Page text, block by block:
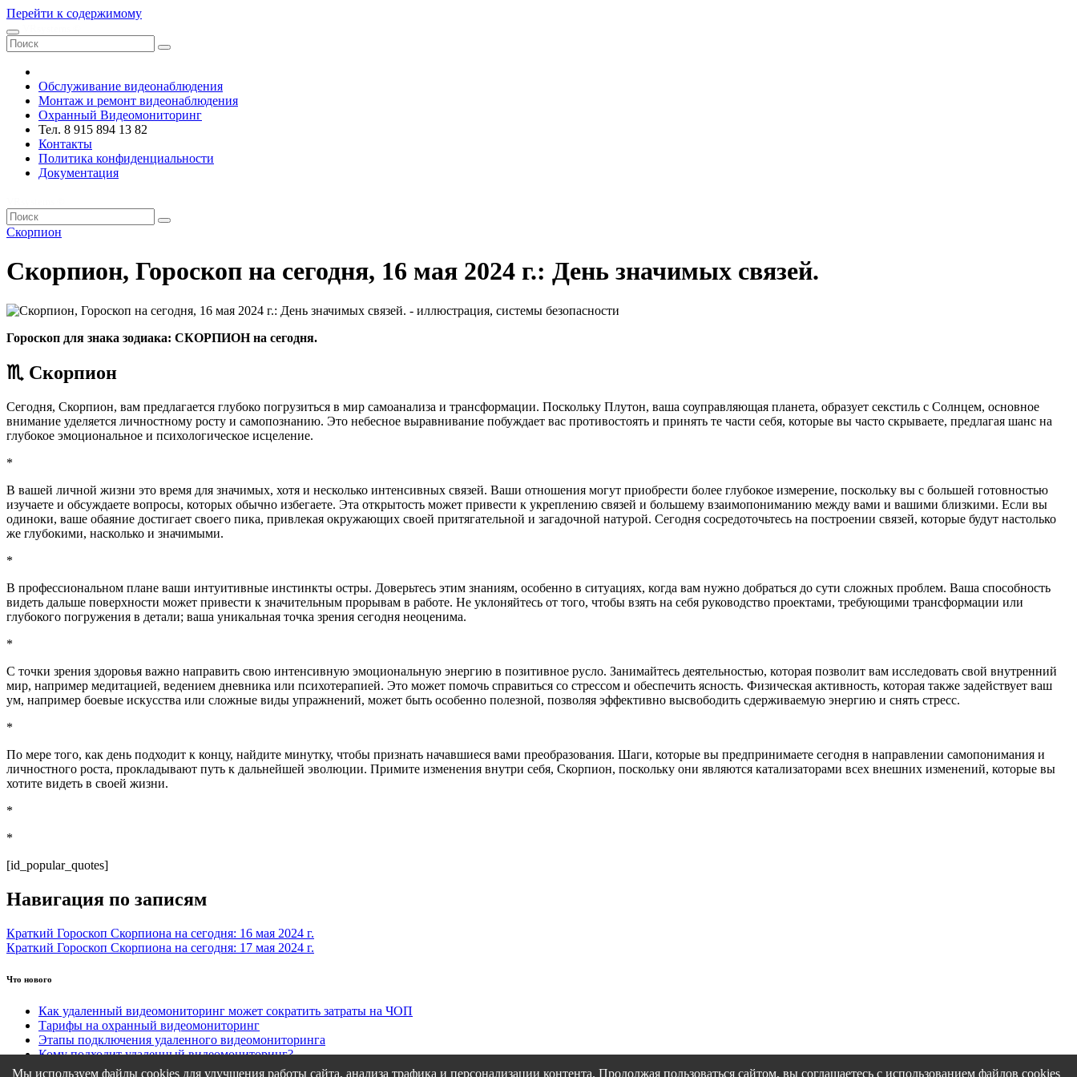
Перейти к содержимому
Обслуживание видеонаблюдения
Монтаж и ремонт видеонаблюдения
Охранный Видеомониторинг
Тел. 8 915 894 13 82
Контакты
Политика конфиденциальности
Документация
Скорпион
Скорпион, Гороскоп на сегодня, 16 мая 2024 г.: День значимых связей.
Гороскоп для знака зодиака: СКОРПИОН на сегодня.
♏ Скорпион
Сегодня, Скорпион, вам предлагается глубоко погрузиться в мир самоанализа и трансформации. Поскольку Плутон, ваша соуправляющая планета, образует секстиль с Солнцем, основное
внимание уделяется личностному росту и самопознанию. Это небесное выравнивание побуждает вас противостоять и принять те части себя, которые вы часто скрываете, предлагая шанс на
глубокое эмоциональное и психологическое исцеление.
*
В вашей личной жизни это время для значимых, хотя и несколько интенсивных связей. Ваши отношения могут приобрести более глубокое измерение, поскольку вы с большей готовностью
изучаете и обсуждаете вопросы, которых обычно избегаете. Эта открытость может привести к укреплению связей и большему взаимопониманию между вами и вашими близкими. Если вы
одиноки, ваше обаяние достигает своего пика, привлекая окружающих своей притягательной и загадочной натурой. Сегодня сосредоточьтесь на построении связей, которые будут настолько
же глубокими, насколько и значимыми.
*
В профессиональном плане ваши интуитивные инстинкты остры. Доверьтесь этим знаниям, особенно в ситуациях, когда вам нужно добраться до сути сложных проблем. Ваша способность
видеть дальше поверхности может привести к значительным прорывам в работе. Не уклоняйтесь от того, чтобы взять на себя руководство проектами, требующими трансформации или
глубокого погружения в детали; ваша уникальная точка зрения сегодня неоценима.
*
С точки зрения здоровья важно направить свою интенсивную эмоциональную энергию в позитивное русло. Занимайтесь деятельностью, которая позволит вам исследовать свой внутренний
мир, например медитацией, ведением дневника или психотерапией. Это может помочь справиться со стрессом и обеспечить ясность. Физическая активность, которая также задействует ваш
ум, например боевые искусства или сложные виды упражнений, может быть особенно полезной, позволяя эффективно высвободить сдерживаемую энергию и снять стресс.
*
По мере того, как день подходит к концу, найдите минутку, чтобы признать начавшиеся вами преобразования. Шаги, которые вы предпринимаете сегодня в направлении самопонимания и
личностного роста, прокладывают путь к дальнейшей эволюции. Примите изменения внутри себя, Скорпион, поскольку они являются катализаторами всех внешних изменений, которые вы
хотите видеть в своей жизни.
*
*
[id_popular_quotes]
Навигация по записям
Краткий Гороскоп Скорпиона на сегодня: 16 мая 2024 г.
Краткий Гороскоп Скорпиона на сегодня: 17 мая 2024 г.
Что нового
Как удаленный видеомониторинг может сократить затраты на ЧОП
Тарифы на охранный видеомониторинг
Этапы подключения удаленного видеомониторинга
Кому подходит удаленный видеомониторинг?
Какие задачи решает удаленный видеомониторинг
Мы используем файлы cookies для улучшения работы сайта, анализа трафика и персонализации контента. Продолжая пользоваться сайтом, вы соглашаетесь с использованием файлов cookies